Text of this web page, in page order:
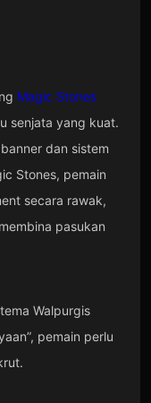
Magic Stones
senjata yang kuat.
dan sistem
Stones, pemain
secara rawak,
pasukan
Walpurgis
pemain perlu